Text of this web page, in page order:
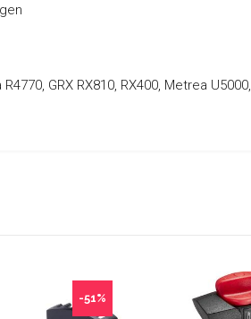
GRX RX810, RX400, Metrea
-51%